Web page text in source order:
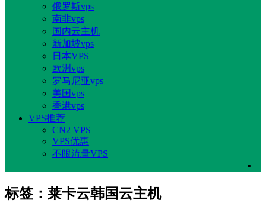
俄罗斯vps
南非vps
国内云主机
新加坡vps
日本VPS
欧洲vps
罗马尼亚vps
美国vps
香港vps
VPS推荐
CN2 VPS
VPS优惠
不限流量VPS
标签：莱卡云韩国云主机